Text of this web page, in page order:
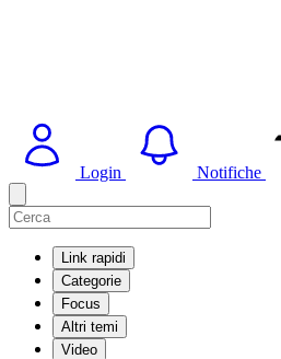
Login Notifiche
Link rapidi
Categorie
Focus
Altri temi
Video